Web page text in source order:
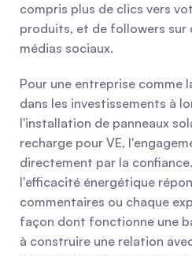
compris plus de clics vers
produits, et de followers
médias sociaux.
Pour une entreprise comme
dans les investissements à
l'installation de panneaux
recharge pour VE,
directement par la
l'efficacité énergétique
commentaires ou chaque
façon dont fonctionne une
à construire une relation